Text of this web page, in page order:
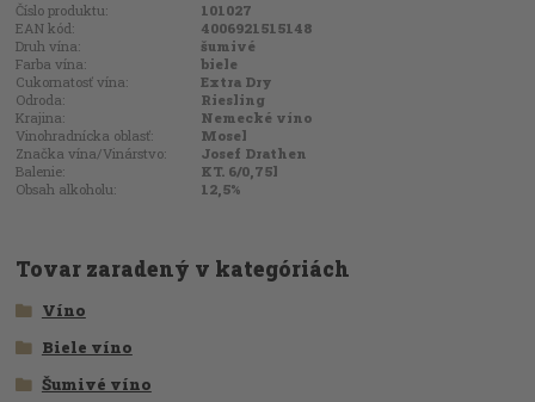
Číslo produktu:
101027
EAN kód:
4006921515148
Druh vína:
šumivé
Farba vína:
biele
Cukornatosť vína:
Extra Dry
Odroda:
Riesling
Krajina:
Nemecké víno
Vinohradnícka oblasť:
Mosel
Značka vína/Vinárstvo:
Josef Drathen
Balenie:
KT. 6/0,75l
Obsah alkoholu:
12,5%
Tovar zaradený v kategóriách
Víno
Biele víno
Šumivé víno